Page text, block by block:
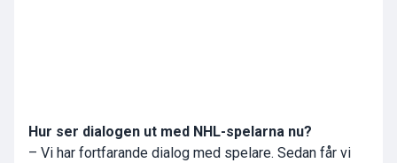
Hur ser dialogen ut med NHL-spelarna nu?
– Vi har fortfarande dialog med spelare. Sedan får vi